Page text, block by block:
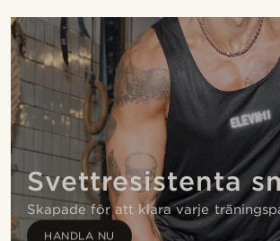
Svettresistenta
Skapade för att klara varje
HANDLA NU